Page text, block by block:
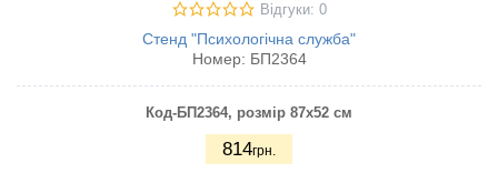
Відгуки: 0
Стенд "Психологічна служба"
Номер: БП2364
Код-БП2364, розмір 87х52 см
814грн.